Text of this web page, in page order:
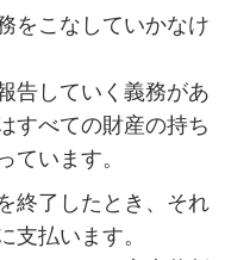
をこなしていかなけ
告していく義務があ
すべての財産の持ち
ています。
終了したとき、それ
支払います。